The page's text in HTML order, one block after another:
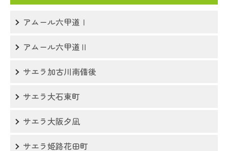
アムール六甲道Ⅰ
アムール六甲道Ⅱ
サエラ加古川南備後
サエラ大石東町
サエラ大阪夕凪
サエラ姫路花田町